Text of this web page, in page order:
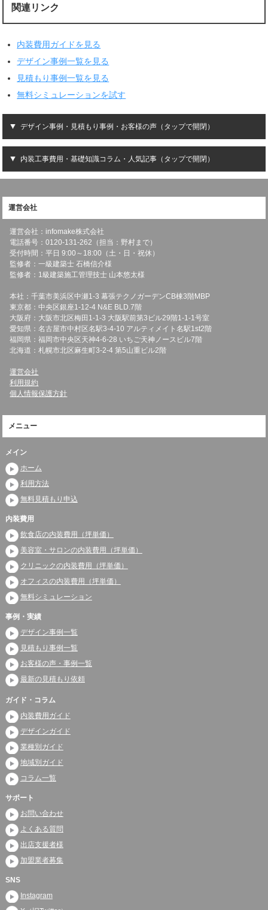
関連リンク
内装費用ガイドを見る
デザイン事例一覧を見る
見積もり事例一覧を見る
無料シミュレーションを試す
デザイン事例・見積もり事例・お客様の声（タップで開閉）
内装工事費用・基礎知識コラム・人気記事（タップで開閉）
運営会社
運営会社：infomake株式会社
電話番号：0120-131-262（担当：野村まで）
受付時間：平日 9:00～18:00（土・日・祝休）
監修者：一級建築士 石橋信介様
監修者：1級建築施工管理技士 山本悠太様
本社：千葉市美浜区中瀬1-3 幕張テクノガーデンCB棟3階MBP
東京都：中央区銀座1-12-4 N&E BLD.7階
大阪府：大阪市北区梅田1-1-3 大阪駅前第3ビル29階1-1-1号室
愛知県：名古屋市中村区名駅3-4-10 アルティメイト名駅1st2階
福岡県：福岡市中央区天神4-6-28 いちご天神ノースビル7階
北海道：札幌市北区麻生町3-2-4 第5山重ビル2階
運営会社
利用規約
個人情報保護方針
メニュー
メイン
ホーム
利用方法
無料見積もり申込
内装費用
飲食店の内装費用（坪単価）
美容室・サロンの内装費用（坪単価）
クリニックの内装費用（坪単価）
オフィスの内装費用（坪単価）
無料シミュレーション
事例・実績
デザイン事例一覧
見積もり事例一覧
お客様の声・事例一覧
最新の見積もり依頼
ガイド・コラム
内装費用ガイド
デザインガイド
業種別ガイド
地域別ガイド
コラム一覧
サポート
お問い合わせ
よくある質問
出店支援者様
加盟業者募集
SNS
Instagram